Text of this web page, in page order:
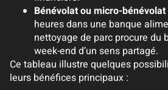
Bénévolat ou micro-bénévolat
heures dans une banque
nettoyage de parc procure du
week-end d’un sens partagé.
Ce tableau illustre quelques
leurs bénéfices principaux :